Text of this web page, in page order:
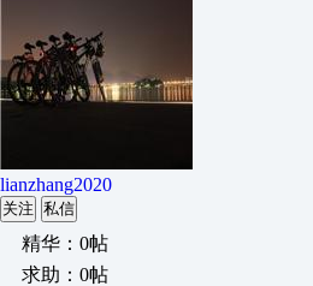
lianzhang2020
关注 私信
精华：0帖
求助：0帖